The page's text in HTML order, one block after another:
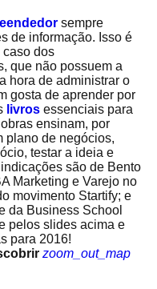
sempre
de informação. Isso é
caso dos
que não possuem a
hora de administrar o
gosta de aprender por
livros essenciais para
ensinam, por
plano de negócios,
testar a ideia e
são de Bento
Marketing e Varejo no
movimento Startify; e
da Business School
pelos slides acima e
para 2016!
zoom_out_map